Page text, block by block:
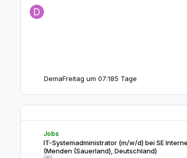
DemaFreitag um 07:185 Tage
Jobs
IT-Systemadministrator (m/w/d) bei SE
(Menden (Sauerland), Deutschland)